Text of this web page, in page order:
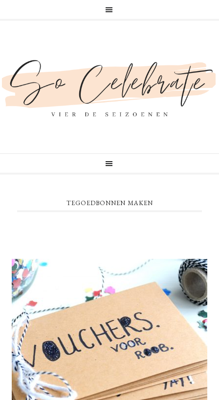
TEGOEDBONNEN MAKEN